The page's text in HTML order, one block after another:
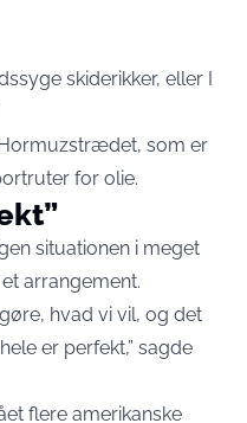
skiderikker, eller I
som er
for olie.
situationen i meget
arrangement.
hvad vi vil, og det
er perfekt,” sagde
flere amerikanske